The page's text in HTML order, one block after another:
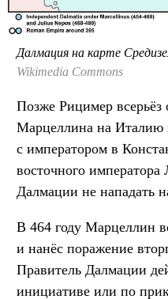
Далмация на карте
Wikimedia Commons
Позже Рицимер всерьёз
Марцеллина на Италию
с императором в
восточного императора
Далмации не нападать
В 464 году Марцеллин
и нанёс поражение
Правитель Далмации
инициативе или по